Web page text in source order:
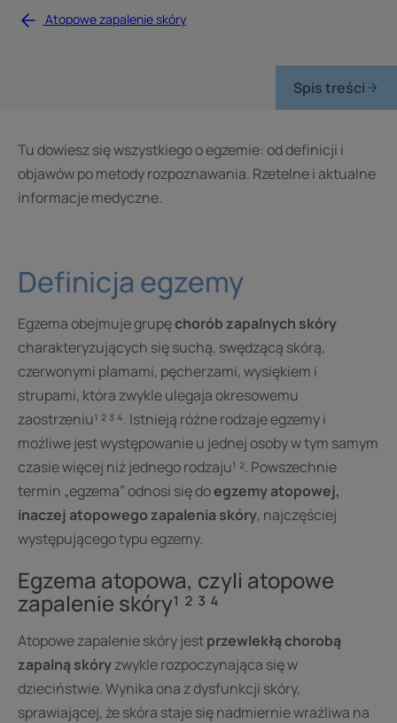
Atopowe zapalenie skóry
Spis treści
Tu dowiesz się wszystkiego o egzemie: od definicji i
objawów po metody rozpoznawania. Rzetelne i aktualne
informacje medyczne.
Definicja egzemy
Egzema obejmuje grupęchorób zapalnych skóry
charakteryzujących się suchą, swędzącą skórą,
czerwonymi plamami, pęcherzami, wysiękiem i
strupami, która zwykle ulegaja okresowemu
zaostrzeniu¹ ² ³ ⁴. Istnieją różne rodzaje egzemy i
możliwe jest występowanie u jednej osoby w tym samym
czasie więcej niż jednego rodzaju¹ ². Powszechnie
termin „egzema” odnosi się doegzemy atopowej,
inaczej atopowego zapalenia skóry, najczęściej
występującego typu egzemy.
Egzema atopowa, czyli atopowe
zapalenie skóry¹ ² ³ ⁴
Atopowe zapalenie skóry jestprzewlekłą chorobą
zapalną skóryzwykle rozpoczynająca się w
dzieciństwie. Wynika ona z dysfunkcji skóry,
sprawiającej, że skóra staje się nadmiernie wrażliwa na